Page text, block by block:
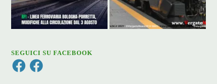
SEGUICI SU FACEBOOK
FacebookFacebook